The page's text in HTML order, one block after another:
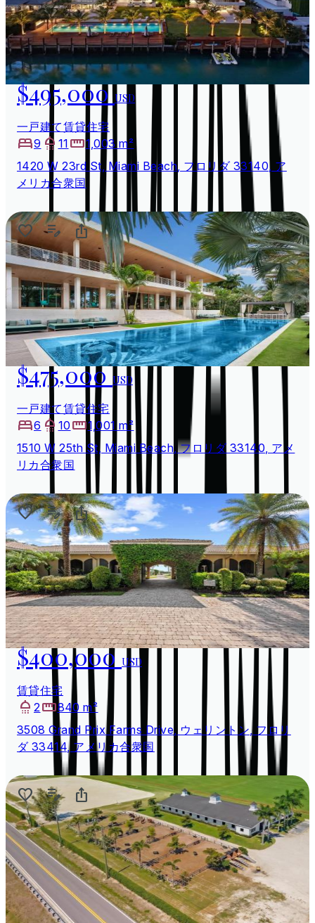
$495,000USD
一戸建て賃貸住宅
9
11
1,003 m²
1420 W 23rd St, Miami Beach, フロリダ 33140, ア
メリカ合衆国
$475,000USD
一戸建て賃貸住宅
6
10
1,001 m²
1510 W 25th St, Miami Beach, フロリダ 33140, アメ
リカ合衆国
$400,000USD
賃貸住宅
2
840 m²
3508 Grand Prix Farms Drive, ウェリントン, フロリ
ダ 33414, アメリカ合衆国